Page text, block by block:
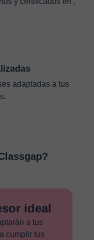
adaptadas a tus
ideal
a tus
cumplir tus